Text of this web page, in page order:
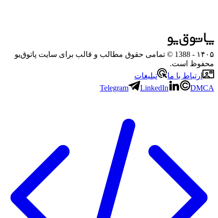
۱۴۰۵
- 1388 © تمامی حقوق مطالب و قالب برای سایت پاتوق‌یو
محفوظ است.
ارتباط با ما
تبلیغات
Telegram
LinkedIn DMCA